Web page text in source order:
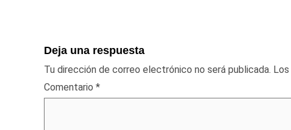
Deja una respuesta
Tu dirección de correo electrónico no será publicada.
Comentario *